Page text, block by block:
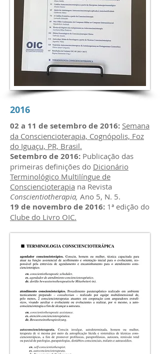
2016
02 a 11 de setembro de 2016: Semana
da Consciencioterapia, Cognópolis, Foz
do Iguaçu, PR, Brasil.
Setembro de 2016: Publicação das
primeiras definições do Dicionário
Terminológico Multilíngue de
Consciencioterapia na Revista
Conscientiotherapia, Ano 5, N. 5.
19 de novembro de 2016: 1ª edição do
Clube do Livro OIC.